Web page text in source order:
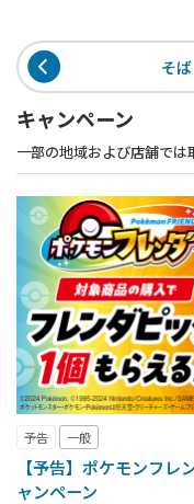
そ
キャンペーン
一部の地域および店舗で
予告 一般
【予告】ポケモンフレ
ャンペーン